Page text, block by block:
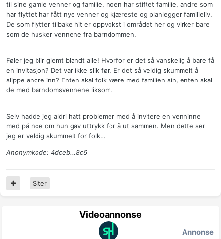
til sine gamle venner og familie, noen har stiftet familie, andre som
har flyttet har fått nye venner og kjæreste og planlegger familieliv.
De som flytter tilbake hit er oppvokst i området her og virker bare
som de husker vennene fra barndommen.
Føler jeg blir glemt blandt alle! Hvorfor er det så vanskelig å bare få
en invitasjon? Det var ikke slik før. Er det så veldig skummelt å
slippe andre inn? Enten skal folk være med familien sin, enten skal
de med barndomsvennene liksom.
Selv hadde jeg aldri hatt problemer med å invitere en venninne
med på noe om hun gav uttrykk for å ut sammen. Men dette ser
jeg er veldig skummelt for folk…
Anonymkode: 4dceb...8c6
Siter
Videoannonse
Annonse